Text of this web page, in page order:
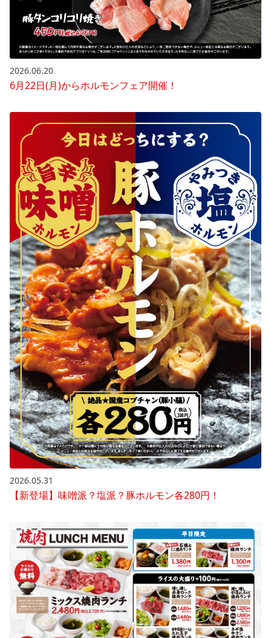
2026.06.20
6月22日(月)からホルモンフェア開催！
2026.05.31
【新登場】味噌派？塩派？豚ホルモン各280円！